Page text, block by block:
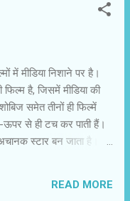
कारनामों के कारण है।
उसके कारनामों पर यकीन
पहली बार हनुमान देखने के
के रूप में हीरो मिल गया है,
हनुमान जंचते नहीं हैं। फिल्म
की आवाजों की मिमिक्री
कहीं रिटर्न आफ हनुमान
में मीडिया निशाने पर है।
है, जिसमें मीडिया की
समेत तीनों ही फिल्में
ऊपर से ही टच कर पाती हैं।
स्टार बन जाता है।
हैं और टीवी चैनलों में भी
READ MORE